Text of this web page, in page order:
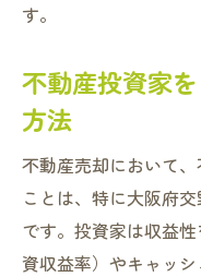
す。
不動産投資家
方法
不動産売却において
ことは、特に大阪府
です。投資家は収益
資収益率）やキャッ